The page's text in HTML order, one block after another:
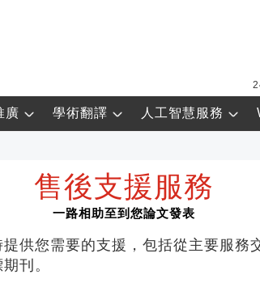
廣 學術翻譯 人工智慧服務
售後支援服務
一路相助至到您論文發表
供您需要的支援，包括從主要服
刊。